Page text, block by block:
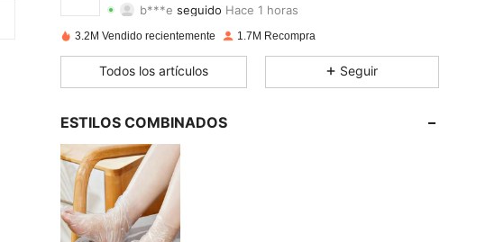
4.85 Calificación 8.9KArtículos
4.85 8.9K 61K
4.85 8.9K
4.85
4.85
3.2M Vendido recientemente 1.7M Recompra
Todos los artículos Seguir
ESTILOS COMBINADOS